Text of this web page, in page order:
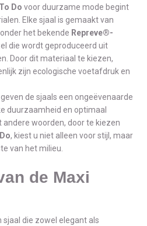
Do voor duurzame mode begint
Elke sjaal is gemaakt van
het bekende Repreve®-
die wordt geproduceerd uit
Door dit materiaal te kiezen,
zijn ecologische voetafdruk en
de sjaals een ongeëvenaarde
duurzaamheid en optimaal
woorden, door te kiezen
, kiest u niet alleen voor stijl, maar
van het milieu.
de Maxi
sjaal die zowel elegant als